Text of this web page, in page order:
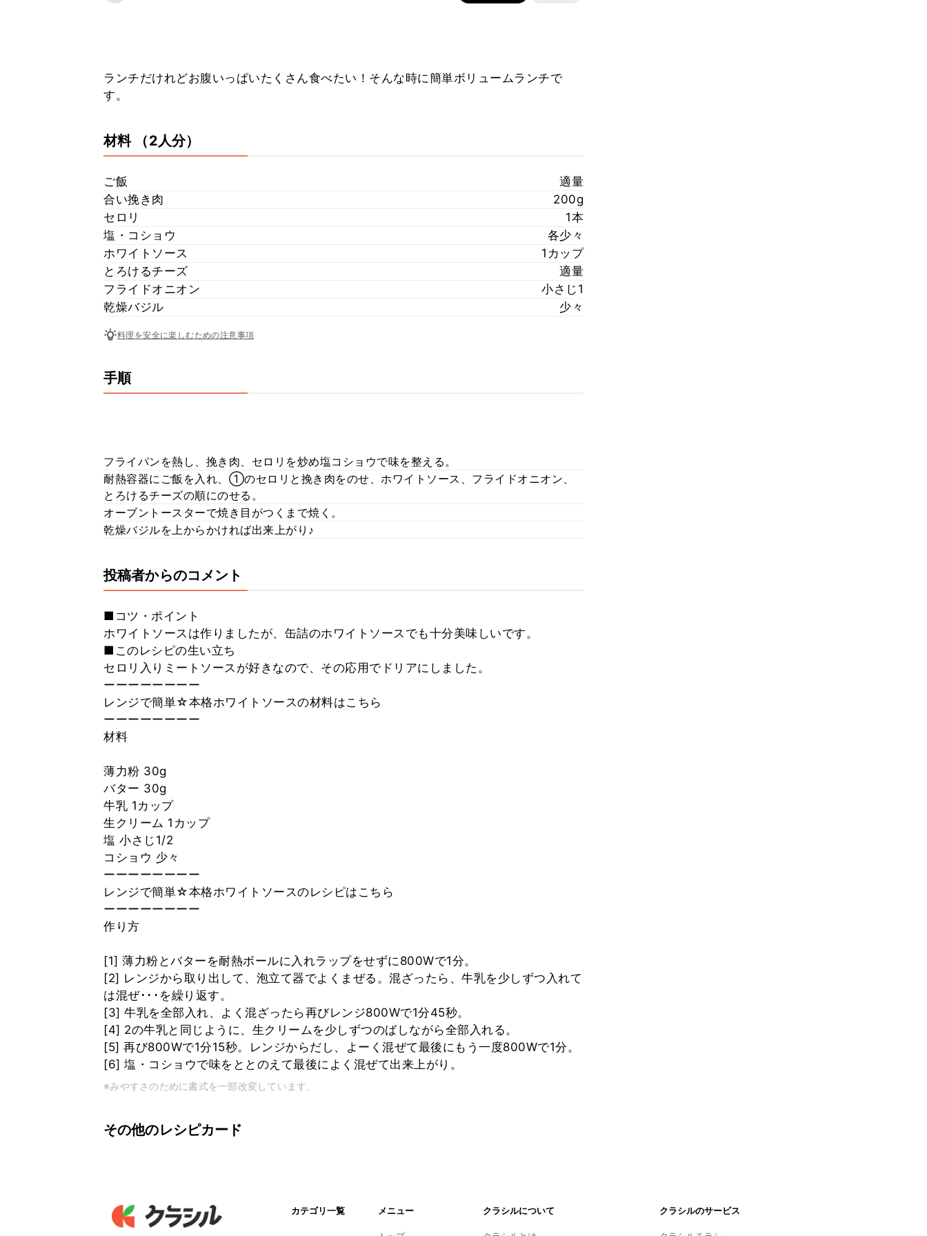
ランチだけれどお腹いっぱいたくさん食べたい！そんな時に簡単ボリュームランチで
す。
材料 （2人分）
ご飯
適量
合い挽き肉
200g
セロリ
1本
塩・コショウ
各少々
ホワイトソース
1カップ
とろけるチーズ
適量
フライドオニオン
小さじ1
乾燥バジル
少々
料理を安全に楽しむための注意事項
手順
フライパンを熱し、挽き肉、セロリを炒め塩コショウで味を整える。
耐熱容器にご飯を入れ、①のセロリと挽き肉をのせ、ホワイトソース、フライドオニオン、
とろけるチーズの順にのせる。
オーブントースターで焼き目がつくまで焼く。
乾燥バジルを上からかければ出来上がり♪
投稿者からのコメント
■コツ・ポイント
ホワイトソースは作りましたが、缶詰のホワイトソースでも十分美味しいです。
■このレシピの生い立ち
セロリ入りミートソースが好きなので、その応用でドリアにしました。
ーーーーーーーー
レンジで簡単☆本格ホワイトソースの材料はこちら
ーーーーーーーー
材料
薄力粉 30g
バター 30g
牛乳 1カップ
生クリーム 1カップ
塩 小さじ1/2
コショウ 少々
ーーーーーーーー
レンジで簡単☆本格ホワイトソースのレシピはこちら
ーーーーーーーー
作り方
[1] 薄力粉とバターを耐熱ボールに入れラップをせずに800Wで1分。
[2] レンジから取り出して、泡立て器でよくまぜる。混ざったら、牛乳を少しずつ入れて
は混ぜ･･･を繰り返す。
[3] 牛乳を全部入れ、よく混ざったら再びレンジ800Wで1分45秒。
[4] 2の牛乳と同じように、生クリームを少しずつのばしながら全部入れる。
[5] 再び800Wで1分15秒。レンジからだし、よーく混ぜて最後にもう一度800Wで1分。
[6] 塩・コショウで味をととのえて最後によく混ぜて出来上がり。
※みやすさのために書式を一部改変しています。
その他のレシピカード
カテゴリ一覧 メニュー クラシルについて クラシルのサービス